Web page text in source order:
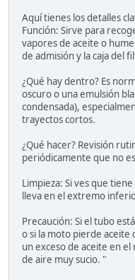
Aquí tienes los detalles
Función: Sirve para
vapores de aceite o
de admisión y la caja del
¿Qué hay dentro? Es
oscuro o una emulsión
condensada),
trayectos cortos.
¿Qué hacer? Revisión
periódicamente que no
Limpieza: Si ves que
lleva en el extremo
Precaución: Si el tubo
o si la moto pierde
un exceso de aceite en
de aire muy sucio. "